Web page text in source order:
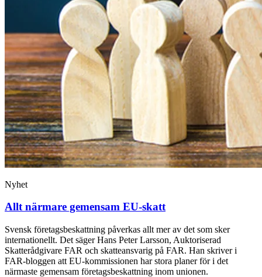
Nyhet
Allt närmare gemensam EU-skatt
Svensk företagsbeskattning påverkas allt mer av det som sker
internationellt. Det säger Hans Peter Larsson, Auktoriserad
Skatterådgivare FAR och skatteansvarig på FAR. Han skriver i
FAR-bloggen att EU-kommissionen har stora planer för i det
närmaste gemensam företagsbeskattning inom unionen.